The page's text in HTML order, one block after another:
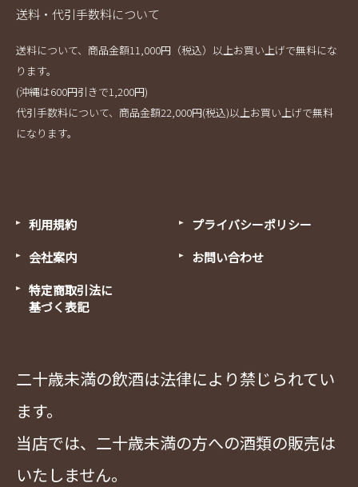
送料・代引手数料について
送料について、商品金額11,000円（税込）以上お買い上げで無料にな
ります。
(沖縄は600円引きで1,200円)
代引手数料について、商品金額22,000円(税込)以上お買い上げで無料
になります。
利用規約
プライバシーポリシー
会社案内
お問い合わせ
特定商取引法に
基づく表記
二十歳未満の飲酒は法律により禁じられてい
ます。
当店では、二十歳未満の方への酒類の販売は
いたしません。